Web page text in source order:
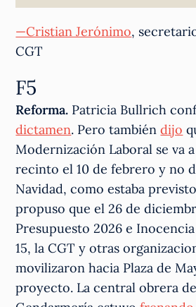
—Cristian Jerónimo,
CGT
F5
Reforma. Patricia Bullrich
dictamen. Pero tambiéndijo
Modernización Laboral se va
recinto el 10 de febrero y no
Navidad, como estaba
propuso que el 26 de
Presupuesto 2026 e Inocencia
15, la CGT y otras
movilizaron hacia Plaza de
proyecto. La central obrera